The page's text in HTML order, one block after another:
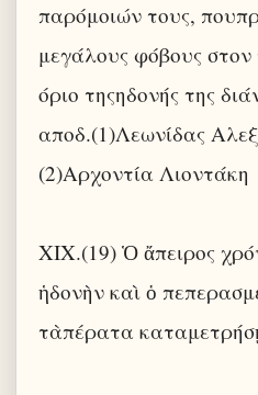
παρόμοιών τους,
μεγάλους φόβους στον
όριο τηςηδονής της
αποδ.(1)Λεωνίδας
(2)Αρχοντία Λιοντάκη
XIX.(19) Ὁ ἄπειρος
ἡδονὴν καὶ ὁ
τὰπέρατα